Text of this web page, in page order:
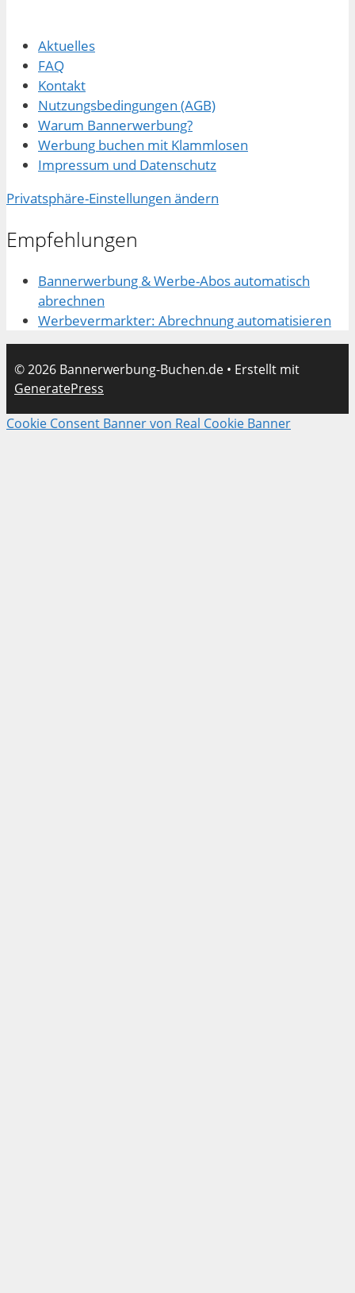
Aktuelles
FAQ
Kontakt
Nutzungsbedingungen (AGB)
Warum Bannerwerbung?
Werbung buchen mit Klammlosen
Impressum und Datenschutz
Privatsphäre-Einstellungen ändern
Empfehlungen
Bannerwerbung & Werbe-Abos automatisch
abrechnen
Werbevermarkter: Abrechnung automatisieren
© 2026 Bannerwerbung-Buchen.de • Erstellt mit
GeneratePress
Cookie Consent Banner von Real Cookie Banner